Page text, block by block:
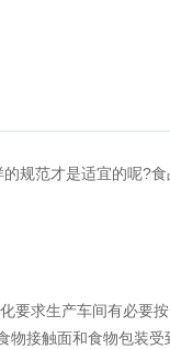
规范才是适宜的呢?
要求生产车间有必要
接触面和食物包装受